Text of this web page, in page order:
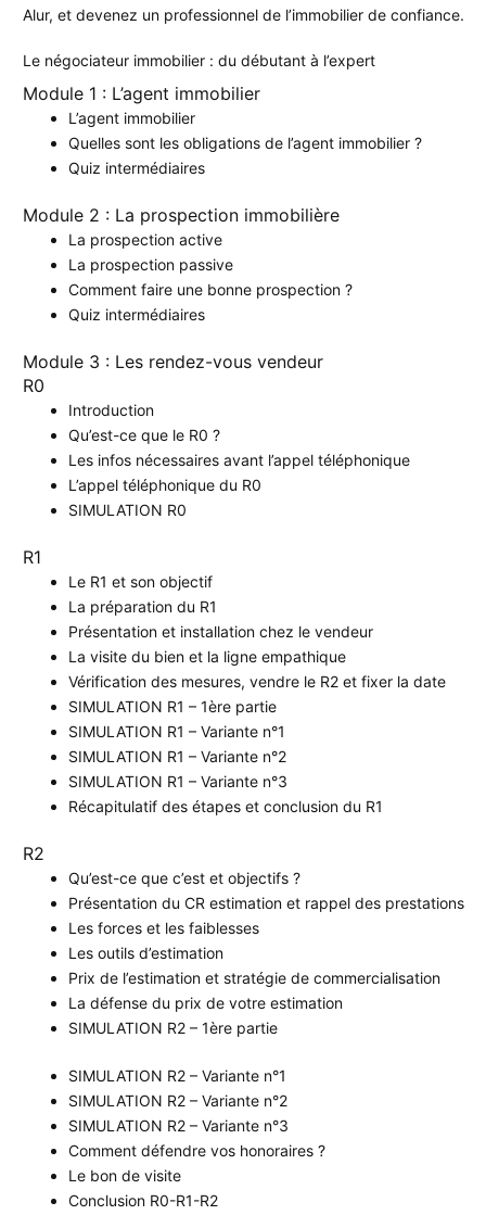
Alur, et devenez un professionnel de l’immobilier de confiance.
Le négociateur immobilier : du débutant à l’expert
Module 1 : L’agent immobilier
L’agent immobilier
Quelles sont les obligations de l’agent immobilier ?
Quiz intermédiaires
Module 2 : La prospection immobilière
La prospection active
La prospection passive
Comment faire une bonne prospection ?
Quiz intermédiaires
Module 3 : Les rendez-vous vendeur
R0
Introduction
Qu’est-ce que le R0 ?
Les infos nécessaires avant l’appel téléphonique
L’appel téléphonique du R0
SIMULATION R0
R1
Le R1 et son objectif
La préparation du R1
Présentation et installation chez le vendeur
La visite du bien et la ligne empathique
Vérification des mesures, vendre le R2 et fixer la date
SIMULATION R1 – 1ère partie
SIMULATION R1 – Variante n°1
SIMULATION R1 – Variante n°2
SIMULATION R1 – Variante n°3
Récapitulatif des étapes et conclusion du R1
R2
Qu’est-ce que c’est et objectifs ?
Présentation du CR estimation et rappel des prestations
Les forces et les faiblesses
Les outils d’estimation
Prix de l’estimation et stratégie de commercialisation
La défense du prix de votre estimation
SIMULATION R2 – 1ère partie
SIMULATION R2 – Variante n°1
SIMULATION R2 – Variante n°2
SIMULATION R2 – Variante n°3
Comment défendre vos honoraires ?
Le bon de visite
Conclusion R0-R1-R2